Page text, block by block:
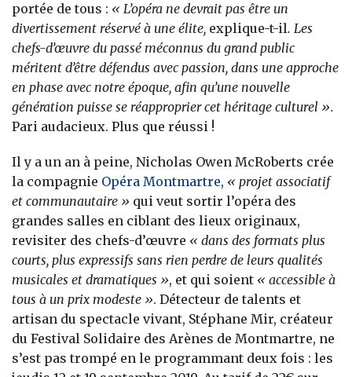
portée de tous : « L’opéra ne devrait pas être un
divertissement réservé à une élite, explique-t-il. Les
chefs-d’œuvre du passé méconnus du grand public
méritent d’être défendus avec passion, dans une approche
en phase avec notre époque, afin qu’une nouvelle
génération puisse se réapproprier cet héritage culturel ».
Pari audacieux. Plus que réussi !
Il y a un an à peine, Nicholas Owen McRoberts crée
la compagnie Opéra Montmartre, « projet associatif
et communautaire » qui veut sortir l’opéra des
grandes salles en ciblant des lieux originaux,
revisiter des chefs-d’œuvre « dans des formats plus
courts, plus expressifs sans rien perdre de leurs qualités
musicales et dramatiques », et qui soient « accessible à
tous à un prix modeste ». Détecteur de talents et
artisan du spectacle vivant, Stéphane Mir, créateur
du Festival Solidaire des Arènes de Montmartre, ne
s’est pas trompé en le programmant deux fois : les